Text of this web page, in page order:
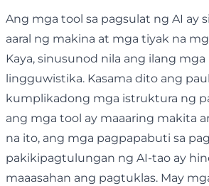
Ang mga tool sa pagsulat ng AI ay
aaral ng makina at mga tiyak na
Kaya, sinusunod nila ang ilang
lingguwistika. Kasama dito ang
kumplikadong mga istruktura ng
ang mga tool ay maaaring makita
na ito, ang mga pagpapabuti sa
pakikipagtulungan ng AI-tao ay
maaasahan ang pagtuklas. May